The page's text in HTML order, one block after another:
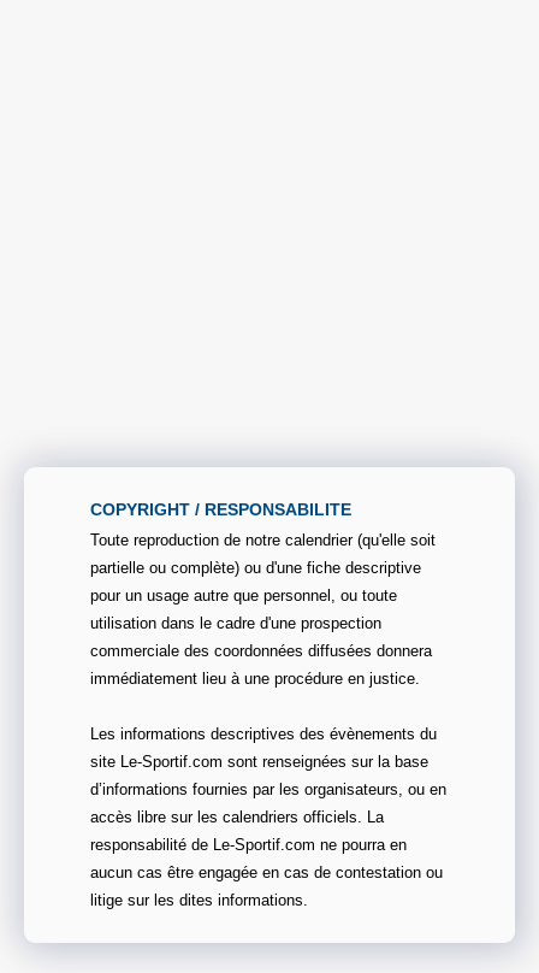
COPYRIGHT / RESPONSABILITE
Toute reproduction de notre calendrier (qu'elle soit
partielle ou complète) ou d'une fiche descriptive
pour un usage autre que personnel, ou toute
utilisation dans le cadre d'une prospection
commerciale des coordonnées diffusées donnera
immédiatement lieu à une procédure en justice.
Les informations descriptives des évènements du
site Le-Sportif.com sont renseignées sur la base
d’informations fournies par les organisateurs, ou en
accès libre sur les calendriers officiels. La
responsabilité de Le-Sportif.com ne pourra en
aucun cas être engagée en cas de contestation ou
litige sur les dites informations.